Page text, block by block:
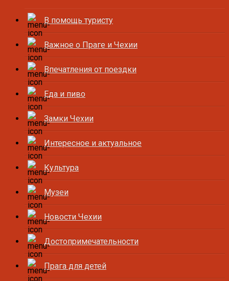
В помощь туристу
Важное о Праге и Чехии
Впечатления от поездки
Еда и пиво
Замки Чехии
Интересное и актуальное
Культура
Музеи
Новости Чехии
Достопримечательности
Прага для детей